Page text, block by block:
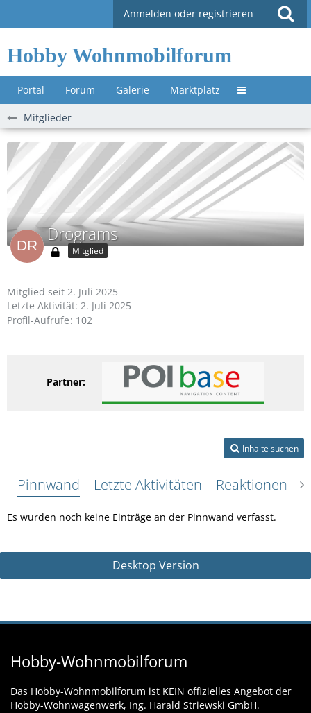
Anmelden oder registrieren
Hobby Wohnmobilforum
Portal Forum Galerie Marktplatz Untermenü »
Mitglieder
Drograms
Mitglied
Mitglied seit 2. Juli 2025
Letzte Aktivität: 2. Juli 2025
Profil-Aufrufe 102
Partner:
Inhalte suchen
Pinnwand Letzte Aktivitäten Reaktionen
Es wurden noch keine Einträge an der Pinnwand verfasst.
Desktop Version
Hobby-Wohnmobilforum
Das Hobby-Wohnmobilforum ist KEIN offizielles Angebot der
Hobby-Wohnwagenwerk, Ing. Harald Striewski GmbH.